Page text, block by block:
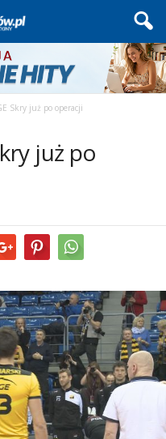
Skry już po operacji
już po